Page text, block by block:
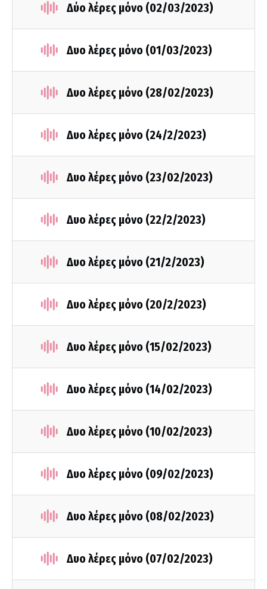
Δύο λέρες μόνο (02/03/2023)
Δυο λέρες μόνο (01/03/2023)
Δυο λέρες μόνο (28/02/2023)
Δυο λέρες μόνο (24/2/2023)
Δυο λέρες μόνο (23/02/2023)
Δυο λέρες μόνο (22/2/2023)
Δυο λέρες μόνο (21/2/2023)
Δυο λέρες μόνο (20/2/2023)
Δυο λέρες μόνο (15/02/2023)
Δυο λέρες μόνο (14/02/2023)
Δυο λέρες μόνο (10/02/2023)
Δυο λέρες μόνο (09/02/2023)
Δυο λέρες μόνο (08/02/2023)
Δυο λέρες μόνο (07/02/2023)